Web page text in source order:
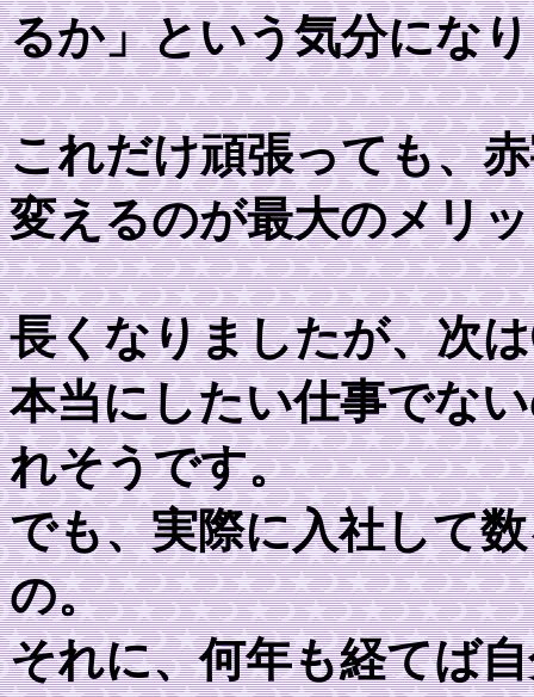
るか」という気分にな
これだけ頑張っても、
変えるのが最大のメリ
長くなりましたが、次
本当にしたい仕事でな
れそうです。
でも、実際に入社して
の。
それに、何年も経てば